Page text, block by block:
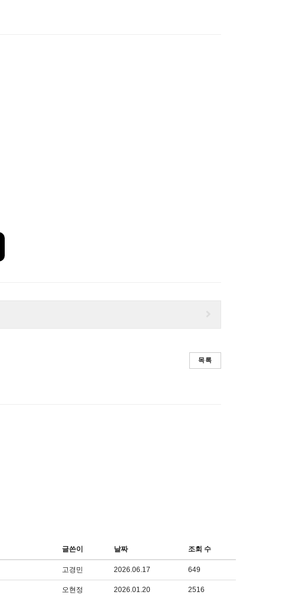
목록
글쓴이 날짜 조회 수
고경민 2026.06.17 649
오현정 2026.01.20 2516